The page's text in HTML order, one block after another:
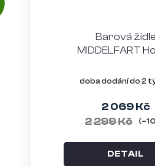
Barová židle
MIDDELFART
černá
doba dodání do 2
2 069 Kč
2 299 Kč
DETAIL